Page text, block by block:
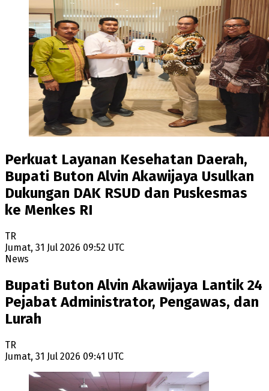
Perkuat Layanan Kesehatan Daerah,
Bupati Buton Alvin Akawijaya Usulkan
Dukungan DAK RSUD dan Puskesmas
ke Menkes RI
TR
Jumat, 31 Jul 2026 09:52 UTC
News
Bupati Buton Alvin Akawijaya Lantik 24
Pejabat Administrator, Pengawas, dan
Lurah
TR
Jumat, 31 Jul 2026 09:41 UTC